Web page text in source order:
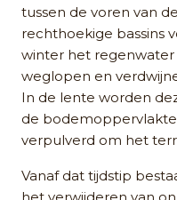
tussen de voren van
rechthoekige bassins
winter het regenwater
weglopen en
In de lente worden
de
verpulverd om het
Vanaf dat tijdstip
het verwijderen van